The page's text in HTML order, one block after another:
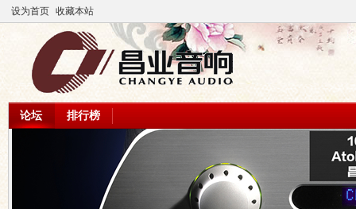
设为首页 收藏本站
论坛 排行榜